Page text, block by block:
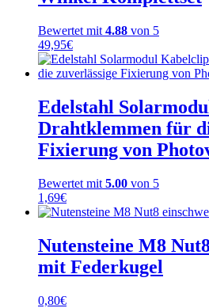
Bewertet mit 4.88 von 5
49,95€
Edelstahl
Drahtklemmen für
Fixierung von
Bewertet mit 5.00 von 5
1,69€
Nutensteine M8
mit Federkugel
0,80€